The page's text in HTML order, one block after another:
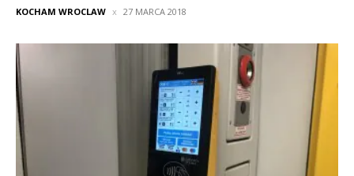
KOCHAM WROCLAW 27 MARCA 2018